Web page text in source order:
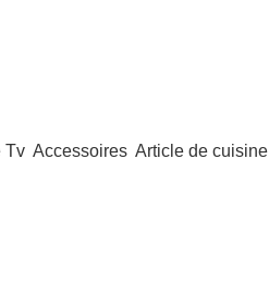
Tv Accessoires Article de cuisine